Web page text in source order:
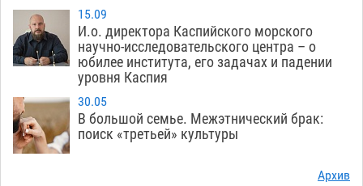
15.09
И.о. директора Каспийского морского
научно-исследовательского центра – о
юбилее института, его задачах и падении
уровня Каспия
30.05
В большой семье. Межэтнический брак:
поиск «третьей» культуры
Архив